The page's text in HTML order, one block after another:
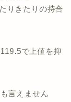
りきたりの持合
で上値を抑
言えません